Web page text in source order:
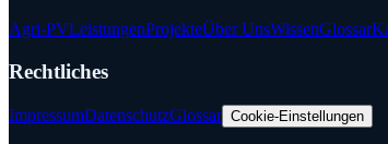
Agri-PVLeistungenProjekteÜber UnsWissenGlossar
Rechtliches
ImpressumDatenschutzGlossar Cookie-Einstellungen